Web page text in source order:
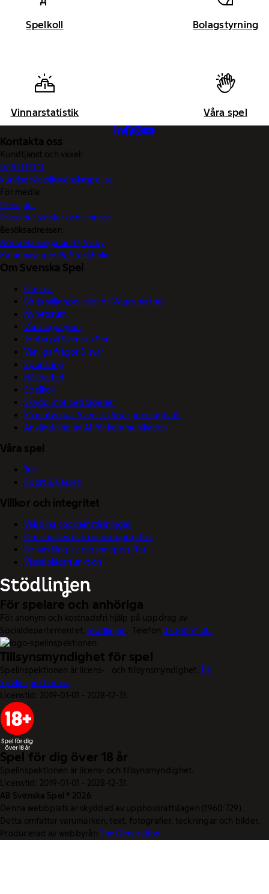
Spelkoll Bolagstyrning
Vinnarstatistik Våra spel
Kontakta oss
Kundtjänst och växel:
0770-11 11 11
kundservice@svenskaspel.se
För media:
Pressjour
Pressjour vinster och vinnare
Besöksadresser:
Norra Hansegatan 17, Visby
Katarinavägen 15, Stockholm
Om Svenska Spel
Om oss
Börja sälja spel eller bli Vegaspartner
Nyhetsrum
Våra logotyper
Jobba på Svenska Spel
Vanliga frågor & svar
Sponsring
Hållbarhet
Spelkoll
Skydd mot bedrägerier
Så motverkar Svenska Spel penningtvätt
Användning av AI för kommunikation
Våra spel
Tur
Sport & Casino
Villkor och integritet
Välj dina cookieinställningar
Om cookies och personuppgifter
Behandling av personuppgifter
Visselblåsarfunktion
För spelare och anhöriga
För anonym och kostnadsfri hjälp på uppdrag av
Socialdepartementet. Stödlinjen. Telefon020-81 91 00.
Tillsynsmyndighet för spel
Spelinspektionen är licens- och tillsynsmyndighet.Till
Spelinspektionen.
Licenstid: 2019-01-01 - 2028-12-31.
Spel för dig över 18 år
Spelinspektionen är licens- och tillsynsmyndighet.
Licenstid: 2019-01-01 - 2028-12-31.
AB Svenska Spel © 2026
Denna webbplats är skyddad av upphovsrättslagen (1960:729).
Detta omfattar varumärken, text, fotografier, teckningar och bilder.
Producerad av webbyrånThe Generation